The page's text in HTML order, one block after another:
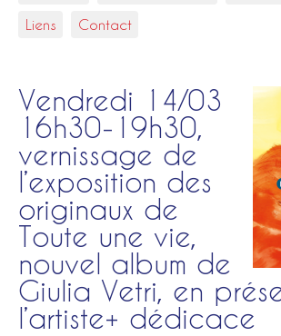
Liens Contact
Vendredi 14/03
16h30-19h30,
vernissage de
l’exposition des
originaux de
Toute une vie,
nouvel album de
Giulia Vetri, en
l’artiste+ dédicace